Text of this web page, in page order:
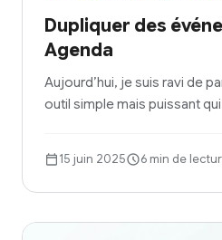
Dupliquer des
Agenda
Aujourd’hui, je suis ravi de
outil simple mais puissant
15 juin 2025 6 min de